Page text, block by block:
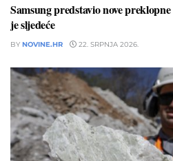
Samsung predstavio nove
je sljedeće
BY NOVINE.HR 22. SRPNJA 2026.